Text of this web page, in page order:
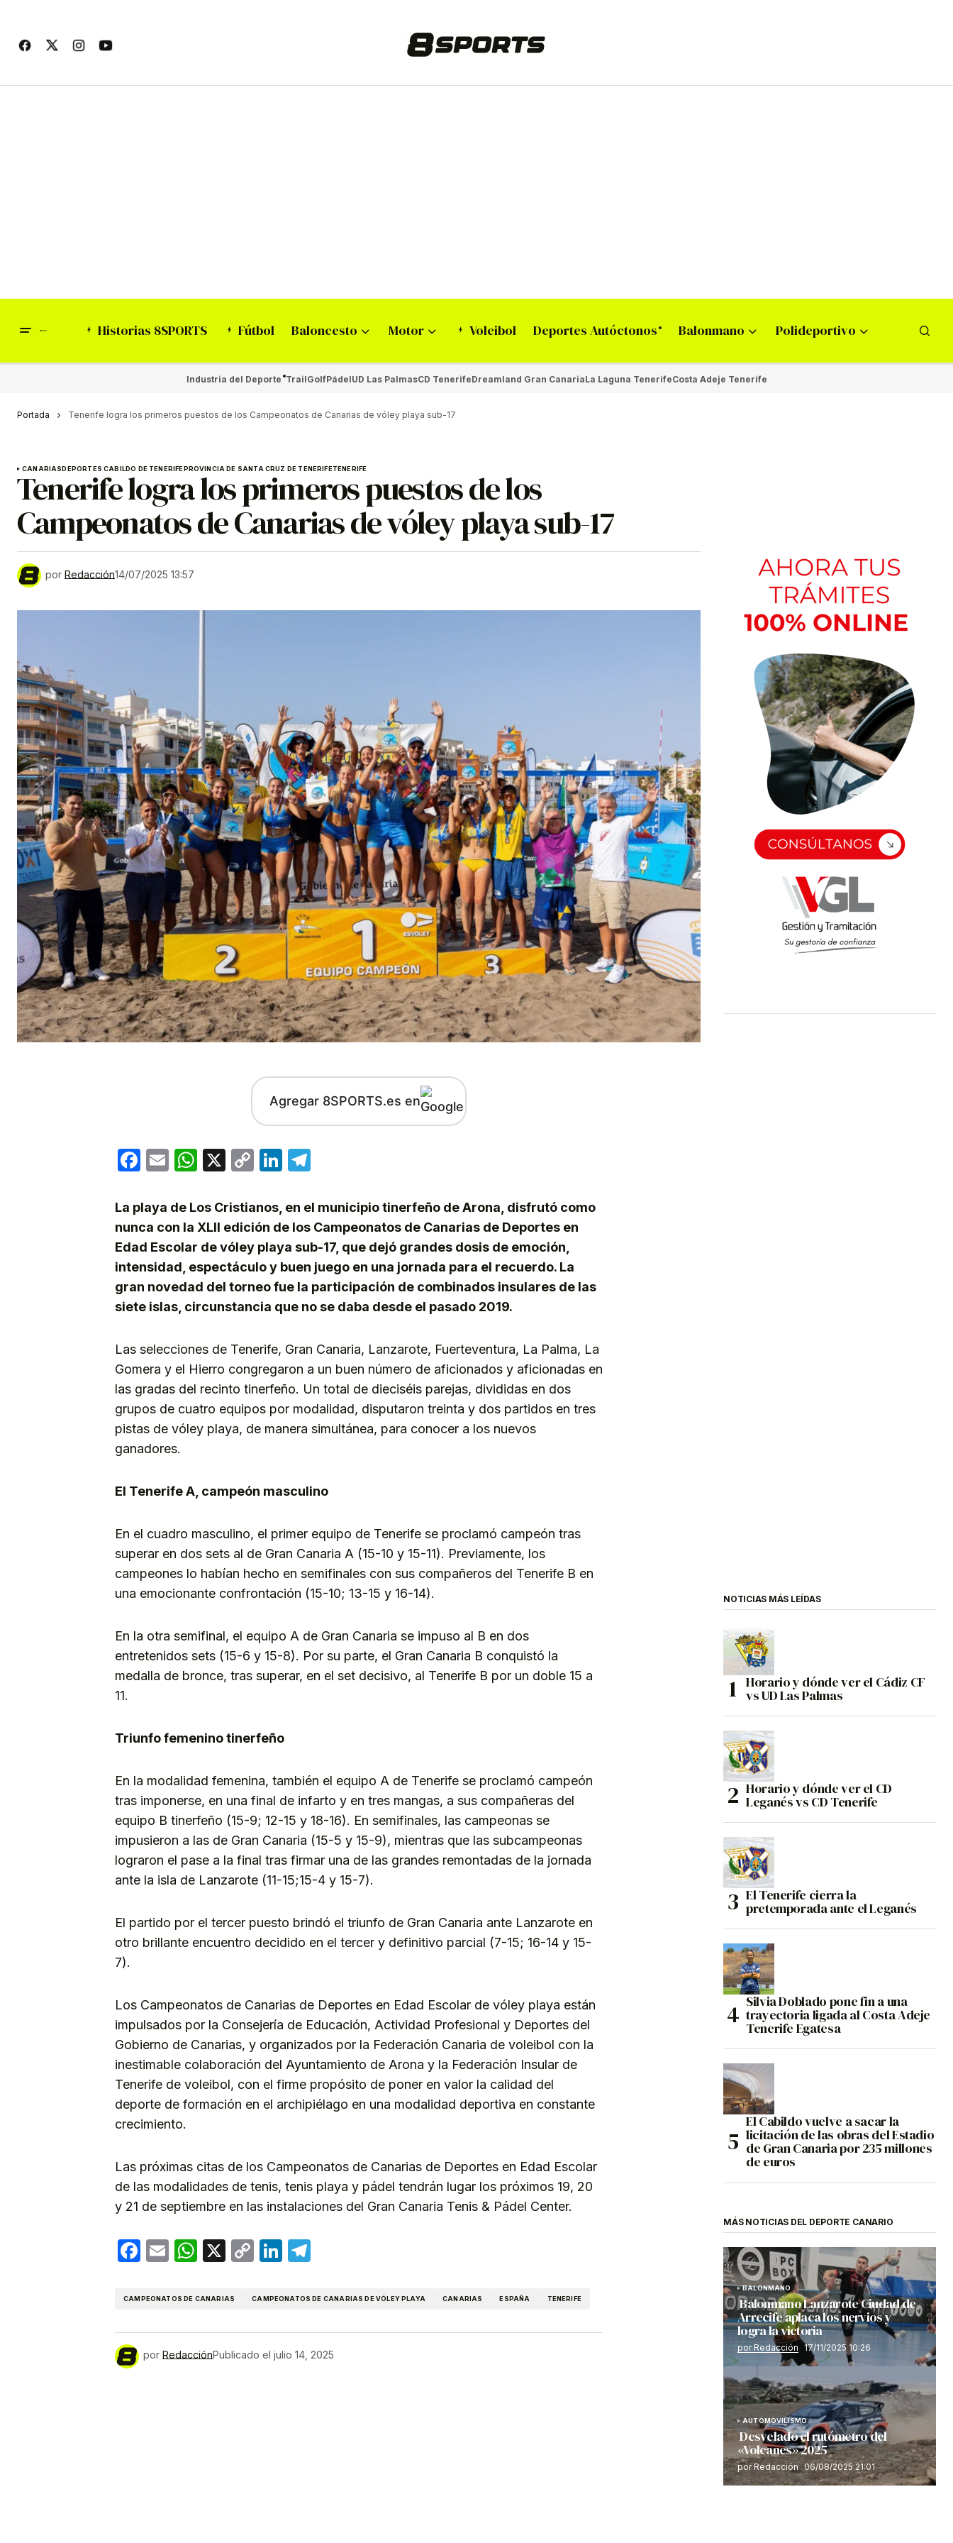
Historias 8SPORTS Fútbol Baloncesto Motor Voleibol Deportes Autóctonos Balonmano Polideportivo
Industria del Deporte TrailGolfPádelUD Las PalmasCD TenerifeDreamland Gran CanariaLa Laguna TenerifeCosta Adeje Tenerife
Portada Tenerife logra los primeros puestos de los Campeonatos de Canarias de vóley playa sub-17
CANARIASDEPORTES CABILDO DE TENERIFEPROVINCIA DE SANTA CRUZ DE TENERIFETENERIFE
Tenerife logra los primeros puestos de los
Campeonatos de Canarias de vóley playa sub-17
por Redacción14/07/2025 13:57
Agregar 8SPORTS.es en
Facebook
EmailWhatsApp
X
CopyLinkedIn
La playa de Los Cristianos, en el municipio tinerfeño de Arona, disfrutó como
nunca con la XLII edición de los Campeonatos de Canarias de Deportes en
Edad Escolar de vóley playa sub-17, que dejó grandes dosis de emoción,
intensidad, espectáculo y buen juego en una jornada para el recuerdo. La
gran novedad del torneo fue la participación de combinados insulares de las
siete islas, circunstancia que no se daba desde el pasado 2019.
Las selecciones de Tenerife, Gran Canaria, Lanzarote, Fuerteventura, La Palma, La
Gomera y el Hierro congregaron a un buen número de aficionados y aficionadas en
las gradas del recinto tinerfeño. Un total de dieciséis parejas, divididas en dos
grupos de cuatro equipos por modalidad, disputaron treinta y dos partidos en tres
pistas de vóley playa, de manera simultánea, para conocer a los nuevos
ganadores.
El Tenerife A, campeón masculino
En el cuadro masculino, el primer equipo de Tenerife se proclamó campeón tras
superar en dos sets al de Gran Canaria A (15-10 y 15-11). Previamente, los
campeones lo habían hecho en semifinales con sus compañeros del Tenerife B en
una emocionante confrontación (15-10; 13-15 y 16-14).
En la otra semifinal, el equipo A de Gran Canaria se impuso al B en dos
entretenidos sets (15-6 y 15-8). Por su parte, el Gran Canaria B conquistó la
medalla de bronce, tras superar, en el set decisivo, al Tenerife B por un doble 15 a
11.
Triunfo femenino tinerfeño
En la modalidad femenina, también el equipo A de Tenerife se proclamó campeón
tras imponerse, en una final de infarto y en tres mangas, a sus compañeras del
equipo B tinerfeño (15-9; 12-15 y 18-16). En semifinales, las campeonas se
impusieron a las de Gran Canaria (15-5 y 15-9), mientras que las subcampeonas
lograron el pase a la final tras firmar una de las grandes remontadas de la jornada
ante la isla de Lanzarote (11-15;15-4 y 15-7).
El partido por el tercer puesto brindó el triunfo de Gran Canaria ante Lanzarote en
otro brillante encuentro decidido en el tercer y definitivo parcial (7-15; 16-14 y 15-
7).
Los Campeonatos de Canarias de Deportes en Edad Escolar de vóley playa están
impulsados por la Consejería de Educación, Actividad Profesional y Deportes del
Gobierno de Canarias, y organizados por la Federación Canaria de voleibol con la
inestimable colaboración del Ayuntamiento de Arona y la Federación Insular de
Tenerife de voleibol, con el firme propósito de poner en valor la calidad del
deporte de formación en el archipiélago en una modalidad deportiva en constante
crecimiento.
Las próximas citas de los Campeonatos de Canarias de Deportes en Edad Escolar
de las modalidades de tenis, tenis playa y pádel tendrán lugar los próximos 19, 20
y 21 de septiembre en las instalaciones del Gran Canaria Tenis & Pádel Center.
Facebook
EmailWhatsApp
X
CopyLinkedIn
CAMPEONATOS DE CANARIAS CAMPEONATOS DE CANARIAS DE VÓLEY PLAYA CANARIAS ESPAÑA TENERIFE
por RedacciónPublicado el julio 14, 2025
NOTICIAS MÁS LEÍDAS
Horario y dónde ver el Cádiz CF
vs UD Las Palmas
Horario y dónde ver el CD
Leganés vs CD Tenerife
El Tenerife cierra la
pretemporada ante el Leganés
Silvia Doblado pone fin a una
trayectoria ligada al Costa Adeje
Tenerife Egatesa
El Cabildo vuelve a sacar la
licitación de las obras del Estadio
de Gran Canaria por 235 millones
de euros
MÁS NOTICIAS DEL DEPORTE CANARIO
BALONMANO
Balonmano Lanzarote Ciudad de
Arrecife aplaca los nervios y
logra la victoria
por Redacción 17/11/2025 10:26
AUTOMOVILISMO
Desvelado el rutómetro del
«Volcanes» 2025
por Redacción 06/08/2025 21:01